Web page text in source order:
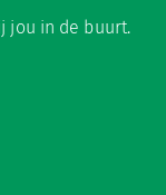
jou in de buurt.